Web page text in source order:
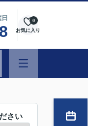
お気に入り
0
さい